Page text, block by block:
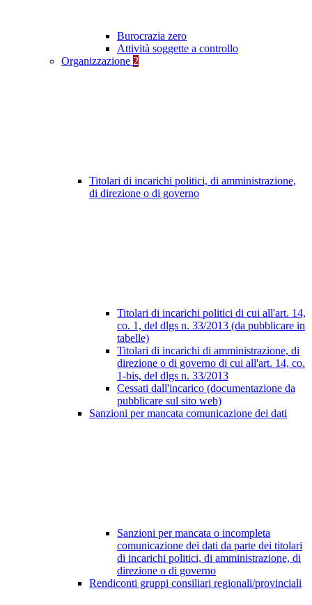
Burocrazia zero
Attività soggette a controllo
Organizzazione 2
Titolari di incarichi politici, di amministrazione,
di direzione o di governo
Titolari di incarichi politici di cui all'art. 14,
co. 1, del dlgs n. 33/2013 (da pubblicare in
tabelle)
Titolari di incarichi di amministrazione, di
direzione o di governo di cui all'art. 14, co.
1-bis, del dlgs n. 33/2013
Cessati dall'incarico (documentazione da
pubblicare sul sito web)
Sanzioni per mancata comunicazione dei dati
Sanzioni per mancata o incompleta
comunicazione dei dati da parte dei titolari
di incarichi politici, di amministrazione, di
direzione o di governo
Rendiconti gruppi consiliari regionali/provinciali